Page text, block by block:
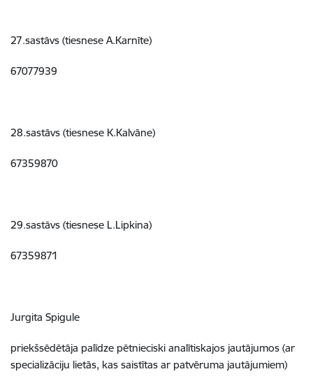
27.sastāvs (tiesnese A.Karnīte)
67077939
28.sastāvs (tiesnese K.Kalvāne)
67359870
29.sastāvs (tiesnese L.Lipkina)
67359871
Jurgita Spigule
priekšsēdētāja palīdze pētnieciski analītiskajos jautājumos (ar
specializāciju lietās, kas saistītas ar patvēruma jautājumiem)